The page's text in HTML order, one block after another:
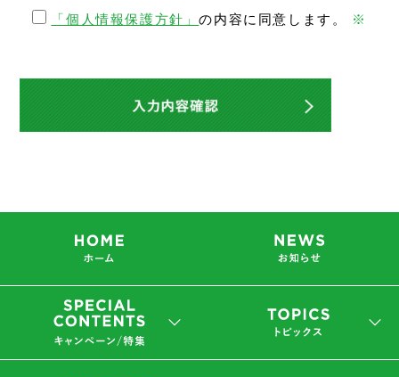
「個人情報保護方針」の内容に同意します。 ※